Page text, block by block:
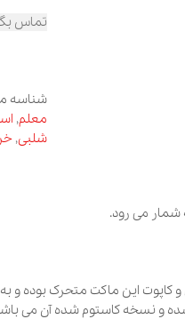
تماس بگیرید
شناسه محصول:
اسباب بازی
خرید ماکت
بوده و به وسیله دست